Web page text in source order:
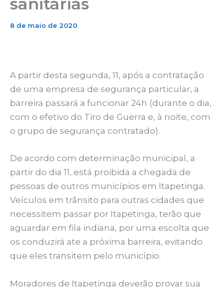
8 de maio de 2020
A partir desta segunda, 11, após a contratação
de uma empresa de segurança particular, a
barreira passará a funcionar 24h (durante o dia,
com o efetivo do Tiro de Guerra e, à noite, com
o grupo de segurança contratado).
De acordo com determinação municipal, a
partir do dia 11, está proibida a chegada de
pessoas de outros municípios em Itapetinga.
Veículos em trânsito para outras cidades que
necessitem passar por Itapetinga, terão que
aguardar em fila indiana, por uma escolta que
os conduzirá ate a próxima barreira, evitando
que eles transitem pelo município.
Moradores de Itapetinga deverão provar sua